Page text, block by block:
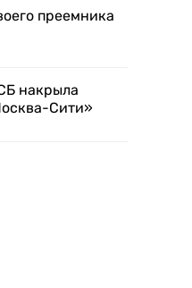
преемника
накрыла
Сити»